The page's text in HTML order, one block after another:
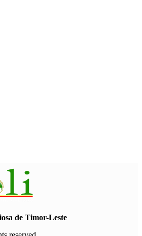
de Timor-Leste